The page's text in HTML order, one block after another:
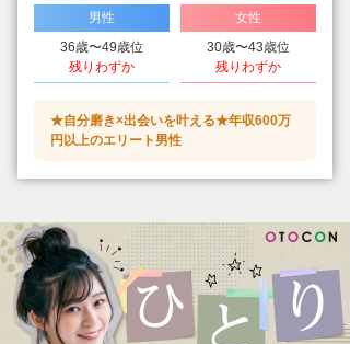
男性
36歳〜49歳位
残りわずか
女性
30歳〜43歳位
残りわずか
★自分磨き×出会いを叶える★年収600万
円以上のエリート男性